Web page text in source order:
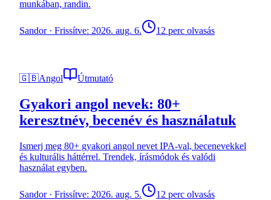
munkában, randin.
Sandor· Frissítve: 2026. aug. 6. 12 perc olvasás
🇬🇧Angol Útmutató
Gyakori angol nevek: 80+
keresztnév, becenév és használatuk
Ismerj meg 80+ gyakori angol nevet IPA-val, becenevekkel
és kulturális háttérrel. Trendek, írásmódok és valódi
használat egyben.
Sandor· Frissítve: 2026. aug. 5. 12 perc olvasás